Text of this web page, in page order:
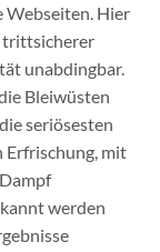
Webseiten. Hier
trittsicherer
unabdingbar.
Bleiwüsten
seriösesten
Erfrischung, mit
werden